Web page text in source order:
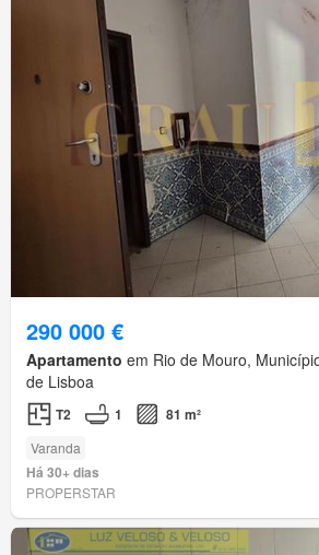
290 000 €
Apartamento em Rio de Mouro,
de Lisboa
T2 1 81 m²
Varanda
Há 30+ dias
PROPERSTAR